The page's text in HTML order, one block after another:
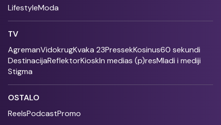
LifestyleModa
TV
AgremanVidokrugKvaka 23PressekKosinus60 sekundi
DestinacijaReflektorKioskIn medias (p)resMladi i mediji
Stigma
OSTALO
ReelsPodcastPromo